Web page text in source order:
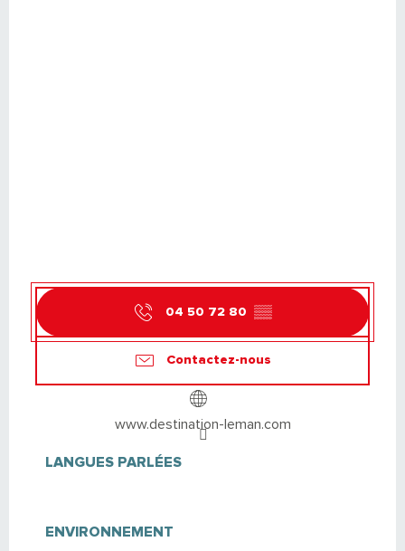
04 50 72 80 ▒▒
Contactez-nous
www.destination-leman.com
LANGUES PARLÉES
LANGUES PARLÉES
ENVIRONNEMENT
ENVIRONNEMENT